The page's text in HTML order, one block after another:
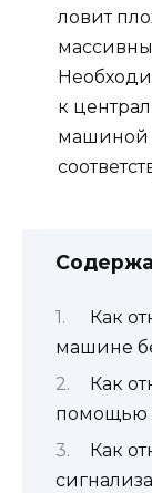
ловит
к
машиной
Как
машине
Как
помощью
Как